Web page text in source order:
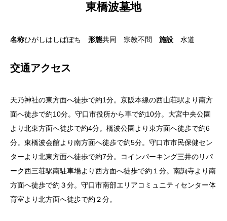
東橋波墓地
名称ひがしはしばぼち 形態共同 宗教不問 施設 水道
交通アクセス
天乃神社の東方面へ徒歩で約1分。京阪本線の西山荘駅より南方
面へ徒歩で約10分。守口市役所から車で約10分。大宮中央公園
より北東方面へ徒歩で約4分。橋波公園より東方面へ徒歩で約6
分。東橋波会館より南方面へ徒歩で約5分。守口市市民保健セン
ターより北東方面へ徒歩で約7分。コインパーキング三井のリパ
ーク西三荘駅南駐車場より西方面へ徒歩で約１分。南詢寺より南
方面へ徒歩で約３分。守口市南部エリアコミュニティセンター体
育室より北方面へ徒歩で約２分。